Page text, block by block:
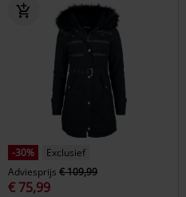
-30%
Exclusief
Adviesprijs € 109,99
€ 75,99